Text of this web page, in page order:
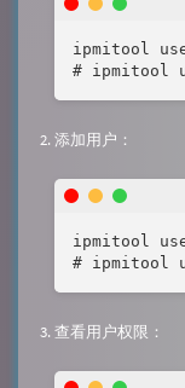
ipmitool
# ipmitool
添加用户：
ipmitool
# ipmitool
查看用户权限：